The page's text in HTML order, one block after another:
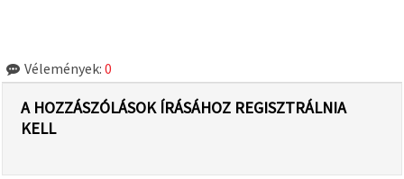
Vélemények: 0
A HOZZÁSZÓLÁSOK ÍRÁSÁHOZ REGISZTRÁLNIA
KELL